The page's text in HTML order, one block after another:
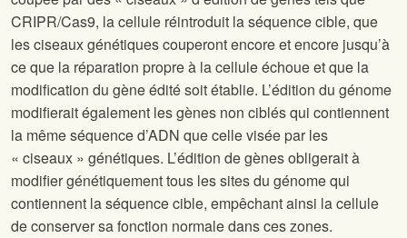
CRIPR/Cas9, la cellule réintroduit la séquence cible, que
les ciseaux génétiques couperont encore et encore jusqu’à
ce que la réparation propre à la cellule échoue et que la
modification du gène édité soit établie. L’édition du génome
modifierait également les gènes non ciblés qui contiennent
la même séquence d’ADN que celle visée par les
« ciseaux » génétiques. L’édition de gènes obligerait à
modifier génétiquement tous les sites du génome qui
contiennent la séquence cible, empêchant ainsi la cellule
de conserver sa fonction normale dans ces zones.